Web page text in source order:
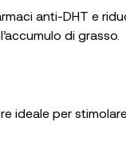
anti-DHT e
di grasso.
ideale per